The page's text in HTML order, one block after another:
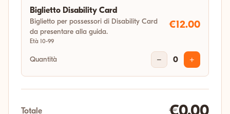
Biglietto Disability Card
Biglietto per possessori di Disability Card
da presentare alla guida.
Età 10-99
€12.00
Quantità − 0 +
Totale